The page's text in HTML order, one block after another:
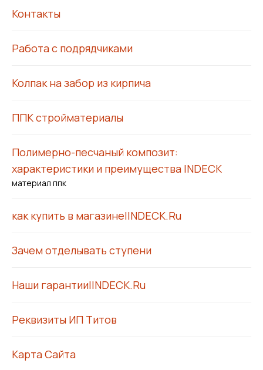
Контакты
Работа с подрядчиками
Колпак на забор из кирпича
ППК стройматериалы
Полимерно-песчаный композит:
характеристики и преимущества INDECK
материал ппк
как купить в магазине|INDECK.Ru
Зачем отделывать ступени
Наши гарантии|INDECK.Ru
Реквизиты ИП Титов
Карта Сайта